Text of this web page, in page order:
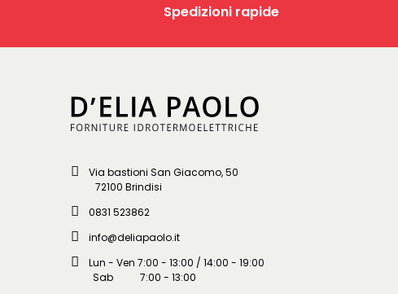
Spedizioni rapide
Via bastioni San Giacomo, 50
72100 Brindisi
0831 523862
info@deliapaolo.it
Lun - Ven 7:00 - 13:00 / 14:00 - 19:00
Sab 7:00 - 13:00